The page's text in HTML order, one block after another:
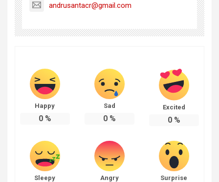
andrusantacr@gmail.com
Happy
0%
Sad
0%
Excited
0%
Sleepy Angry Surprise